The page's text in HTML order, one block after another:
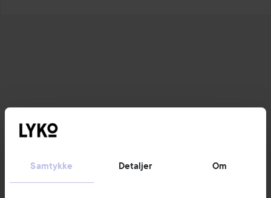
Samtykke Detaljer Om